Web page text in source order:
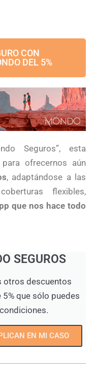
CON
DEL 5%
Seguros”, esta
ofrecernos aún
, adaptándose a las
flexibles,
que nos hace todo
SEGUROS
otros descuentos
que sólo puedes
EN MI CASO